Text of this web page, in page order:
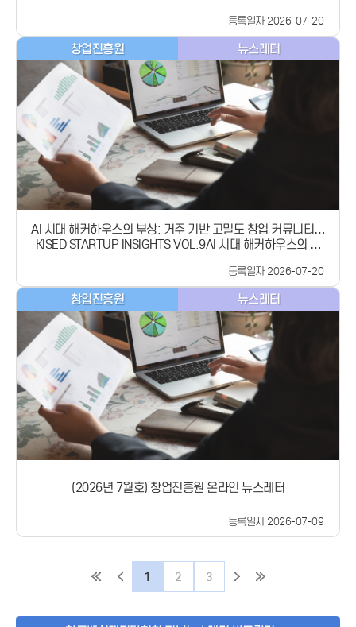
을 지원할 예정입니다.「K-Founder 펀드」출범식이어서 중기
부는 이날 해외에서 성공한 선배 기업가가 후배(창업)기업가의
발굴과 성장을 지원하는‘K-파운더(Founder) 펀드’ 출범식도 개
최했습니다.약 1,000억 원 이상의 규모로 조성 예정인 ‘K-
Founder 펀드’는 정부가 모태펀드를 통해 현지 한인 네트워크
를 중심으로해외에서 성공한 선배 창업가 및 투자자들과 협력하
여 만든 최초의 재외동포 펀드로 그 의미가 큽니다.&#39;K-
Founder 펀드&#39;를 운용하는 김동신* 대표는 “펀드 운용과
더불어 UKF(United Korean Founders) 등 한인 커뮤니티와
연계한네트워킹 및 기업 투자설명회(IR) 등을 통해 국내 스타트
업이 글로벌시장에 안정적으로 진출할 수 있도록 지원할 계
획”이라고 밝혔습니다.* 실리콘밸리 제1호 한인 B2B 유니콘 기
업인 센드버드(Sendbird)의 공동창업자한편 노용석 중기부 제
1차관은 &#34;모두의 창업 글로벌 프로젝트는 재외국민을 대
상으로 하는 첫 번째 창업지원사업으로,해외에서 활동하는 우
리 창업 인재에 대한 맞춤형 지원체계가 마련되었다는 데 의의
에 과감히 도전할 수 있도록 뒷받침하고, 미국 현지 VC들과 연
계 및 K-Founder 펀드를 토대로해외에서 성공한 한인 창업가
와 투자자의 자본과 경험을 새로운 창업가의 도전과 연결하는
선순환 구조를 만들겠다&#34;고 강조했습니다. 글로벌 K-벤처
혁신 간담회중기부는 이날 오전 미국 현지 진출 벤처·스타트업
의 애로 청취와 정책 지원방안 모색을 위한 간담회​도 개최했습
니다.실리콘밸리 현지 유망기업 7개사*를 중심으로 기술보증기
금과 스탠퍼드대학교 액셀러레이터,미국 한인 창업가 네트워크
인 UKF(United Korean Founders) 관계자 등이 참여한 가운
데 해외 진출기업들이 현장에서 느낀 어려움과 정책 제언을 청
취하고, 글로벌 성장을 위한 투자·기술금융 등 정책 지원과 기관
간 협력 방안을 논의할 예정입니다.* ㈜알엔알(대표 석민철), ㈜
위트젠바이오테크놀로지(대표 이상윤), Birdie Labs LLC(대표
㈜스트라티오코리아(대표 이제형), ㈜프렌들리AI(대표 전병곤)
트업의미국 정착을 지원하는 SCA(Stanford Consumer
Accelerator) 프로그램을 소개하고 스타트업·벤처 캠퍼스 실리
할 예정입니다.#중소벤처기업부 #중기부
#KFoundersConnect #모두의창업 #KFounder펀드 #스타
트업 #글로벌창업 #실리콘밸리
도전자들이 창업 과정에서 겪는 다양한 고민들을 선배·동료 창
업가들과 함께 나눌 수 있는 장을 만들기 위해 기획됐습니다. 중
기부는 이번 파운더스 서클을 시작으로 창업을 함께 나아가는
길로 만들어가기 위해, 창업 생태계 구성원들이 지속적으로 소
통·교류하는 ‘모두의 창업 커뮤니티’를 확장해 나갈 계획입니다.
‘서울로보틱스(자율주행)’, ‘스푼랩스(미디어콘텐츠)’, ‘토스랩
(B2B Saas)’ 등 다양한 분야에서 활약 중인 선배 창업가와 ‘짐캐
리(부산)’ 등 지역에서 자리 잡고 성장한 선배 창업가들이 이번
‘파운더스 서클’에 함께 참여합니다.행사는 참석자들이 진솔하
고 밀도 있는 대화를 나눌 수 있도록 1부 패널 토크와 2부 라운
드테이블로 나뉘어 진행됩니다.1부에서는 선배 창업가들이 처
음 창업을 결심한 계기부터 사업을 성장시키고 위기를 극복한
경험을 들려줍니다.이어지는 2부에서는 선배 창업가 1명과 참
묻고 답하며 깊이 있는 소통을 이어갑니다.노용석 중기부 제1차
관은 “이번 파운더스 서클은 선·후배 창업가 간 깊이 있는 연대
게 소통하고 협력하는 ‘모두의 창업 커뮤니티’를 구축하여창업
이 혼자가 아닌 함께 나아가는 도전이 되는 생태계를 만들어 나
가겠다”고 강조했습니다.#모두의창업프로젝트 #창업 #창업멘
토 #파운더스서클#중소벤처기업부 #중기부
등록일자 2026-07-20
창업진흥원 뉴스레터
AI 시대 해커하우스의 부상: 거주 기반 고밀도 창업 커뮤니티의
확장과 시사점
KISED STARTUP INSIGHTS VOL.9AI 시대 해커하우스의 부
란시스코를 중심으로 창업활동과 거주를 결합한 해커하우스의
확산생활과 창업이 하나로 연결되는 AI 시대 새로운 창업 생태
등록일자 2026-07-20
창업진흥원 뉴스레터
(2026년 7월호) 창업진흥원 온라인 뉴스레터
등록일자 2026-07-09
1 2 3